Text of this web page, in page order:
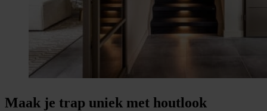
Maak je trap uniek met houtlook